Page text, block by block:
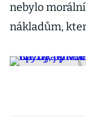
nebylo
nákladům,